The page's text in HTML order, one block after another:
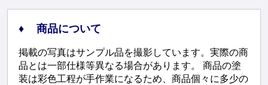
商品について
掲載の写真はサンプル品を撮影しています。実際の商
品とは一部仕様等異なる場合があります。 商品の塗
装は彩色工程が手作業になるため、商品個々に多少の